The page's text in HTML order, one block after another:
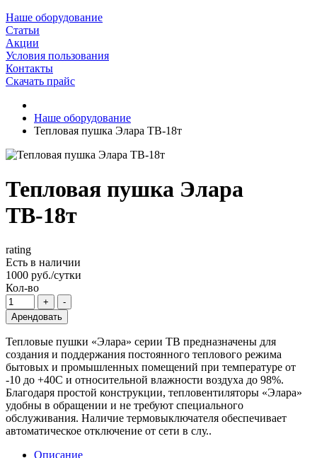
Наше оборудование
Статьи
Акции
Условия пользования
Контакты
Скачать прайс
Наше оборудование
Тепловая пушка Элара ТВ-18т
Тепловая пушка Элара
ТВ-18т
rating
Есть в наличии
1000 руб./сутки
Кол-во
Арендовать
Тепловые пушки «Элара» серии ТВ предназначены для
создания и поддержания постоянного теплового режима
бытовых и промышленных помещений при температуре от
-10 до +40С и относительной влажности воздуха до 98%.
Благодаря простой конструкции, тепловентиляторы «Элара»
удобны в обращении и не требуют специального
обслуживания. Наличие термовыключателя обеспечивает
автоматическое отключение от сети в слу..
Описание